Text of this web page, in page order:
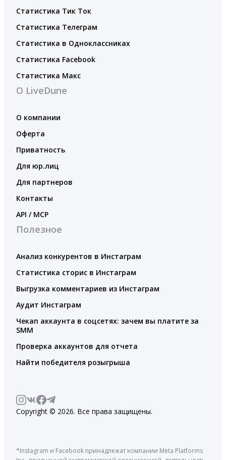
Статистика Тик Ток
Статистика Телеграм
Статистика в Одноклассниках
Статистика Facebook
Статистика Макс
О LiveDune
О компании
Оферта
Приватность
Для юр.лиц
Для партнеров
Контакты
API / MCP
Полезное
Анализ конкурентов в Инстаграм
Статистика сторис в Инстаграм
Выгрузка комментариев из Инстаграм
Аудит Инстаграм
Чекап аккаунта в соцсетях: зачем вы платите за
SMM
Проверка аккаунтов для отчета
Найти победителя розыгрыша
Copyright © 2026. Все права защищены.
*Instagram и Facebook принадлежат компании Meta Platforms